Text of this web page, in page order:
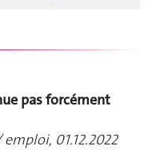
pas forcément
01.12.2022